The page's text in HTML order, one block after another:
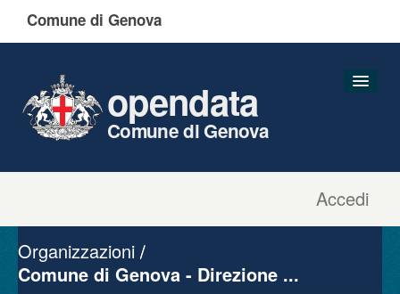
Comune di Genova
Accedi
opendata
Comune di Genova
Gruppi
Organizzazioni
Comune di Genova - Direzione ...